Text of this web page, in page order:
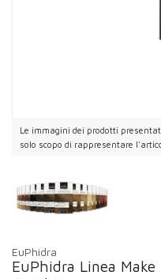
Le immagini dei prodotti
solo scopo di rappresentare
EuPhidra
EuPhidra Linea